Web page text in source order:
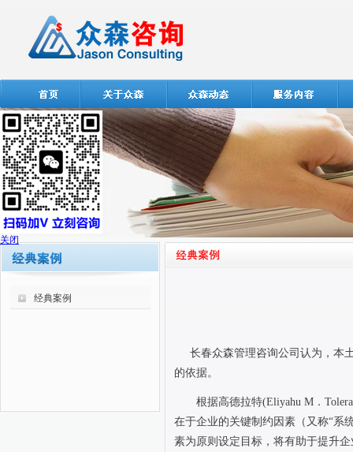
经典案例
长春众森管理咨询公司认为，本
的依据。
根据高德拉特(Eliyahu M．
在于企业的关键制约因素（又称“系
素为原则设定目标，将有助于提升
关闭